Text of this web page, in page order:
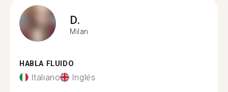
D.
Milan
HABLA FLUIDO
Italiano Inglés